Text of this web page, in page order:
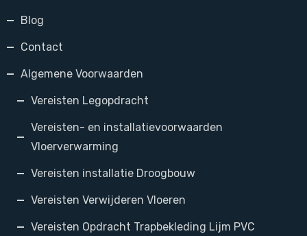
Blog
Contact
Algemene Voorwaarden
Vereisten Legopdracht
Vereisten- en installatievoorwaarden
Vloerverwarming
Vereisten installatie Droogbouw
Vereisten Verwijderen Vloeren
Vereisten Opdracht Trapbekleding Lijm PVC